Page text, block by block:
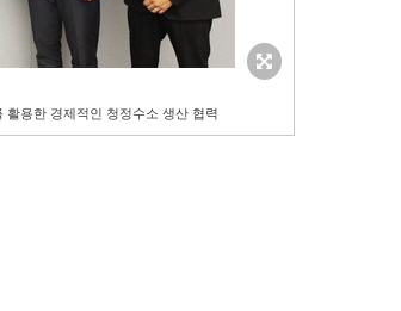
용한 경제적인 청정수소 생산 협력